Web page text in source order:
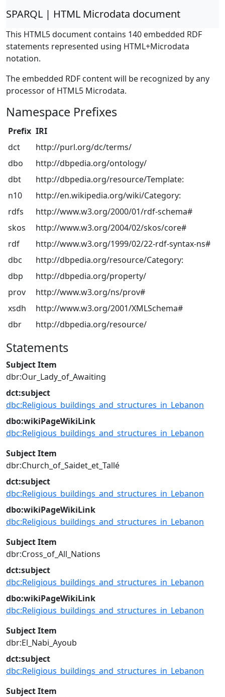
SPARQL | HTML Microdata document
This HTML5 document contains 140 embedded RDF
statements represented using HTML+Microdata
notation.
The embedded RDF content will be recognized by any
processor of HTML5 Microdata.
Namespace Prefixes
Prefix IRI
dct
http://purl.org/dc/terms/
dbo
http://dbpedia.org/ontology/
dbt
http://dbpedia.org/resource/Template:
n10
http://en.wikipedia.org/wiki/Category:
rdfs
http://www.w3.org/2000/01/rdf-schema#
skos
http://www.w3.org/2004/02/skos/core#
rdf
http://www.w3.org/1999/02/22-rdf-syntax-ns#
dbc
http://dbpedia.org/resource/Category:
dbp
http://dbpedia.org/property/
prov
http://www.w3.org/ns/prov#
xsdh
http://www.w3.org/2001/XMLSchema#
dbr
http://dbpedia.org/resource/
Statements
Subject Item
dbr:Our_Lady_of_Awaiting
dct:subject
dbc:Religious_buildings_and_structures_in_Lebanon
dbo:wikiPageWikiLink
dbc:Religious_buildings_and_structures_in_Lebanon
Subject Item
dbr:Church_of_Saidet_et_Tallé
dct:subject
dbc:Religious_buildings_and_structures_in_Lebanon
dbo:wikiPageWikiLink
dbc:Religious_buildings_and_structures_in_Lebanon
Subject Item
dbr:Cross_of_All_Nations
dct:subject
dbc:Religious_buildings_and_structures_in_Lebanon
dbo:wikiPageWikiLink
dbc:Religious_buildings_and_structures_in_Lebanon
Subject Item
dbr:El_Nabi_Ayoub
dct:subject
dbc:Religious_buildings_and_structures_in_Lebanon
Subject Item